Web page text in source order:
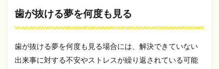
る夢
1.6
抜け
て新
歯が抜ける夢を何度も見る
歯が抜ける夢を何度も見る場合には、解決できていない
出来事に対する不安やストレスが繰り返されている可能